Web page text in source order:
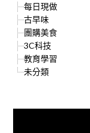
每日現做
古早味
團購美食
3C科技
教育學習
未分類